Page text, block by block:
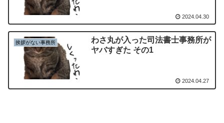
2024.04.30
挨拶がない事務所
わさ丸が入った司法書士事務所が
ヤバすぎた その1
2024.04.27